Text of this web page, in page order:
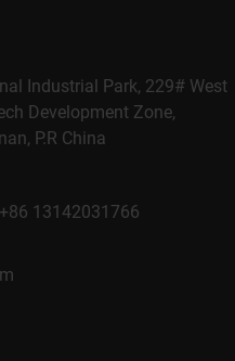
Industrial Park, 229# West
Development Zone,
P.R China
13142031766